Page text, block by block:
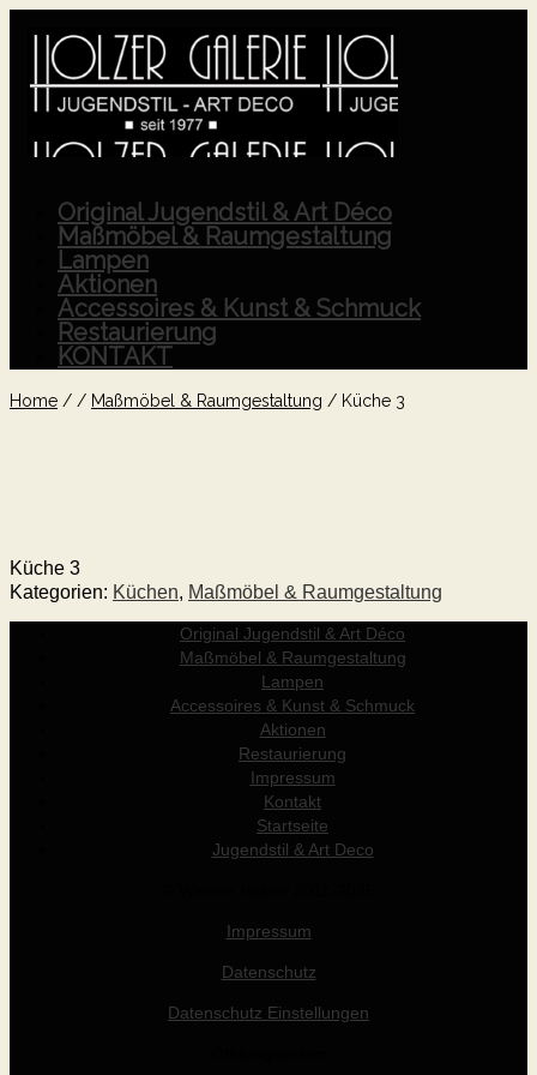
Original Jugendstil & Art Déco
Maßmöbel & Raumgestaltung
Lampen
Aktionen
Accessoires & Kunst & Schmuck
Restaurierung
KONTAKT
Home / / Maßmöbel & Raumgestaltung / Küche 3
Küche 3
Kategorien: Küchen, Maßmöbel & Raumgestaltung
Original Jugendstil & Art Déco
Maßmöbel & Raumgestaltung
Lampen
Accessoires & Kunst & Schmuck
Aktionen
Restaurierung
Impressum
Kontakt
Startseite
Jugendstil & Art Deco
Impressum
Datenschutz
Datenschutz Einstellungen